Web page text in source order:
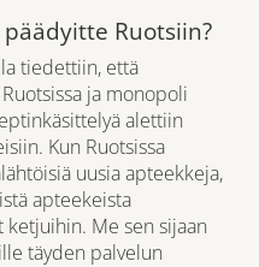
Ruotsiin?
tiedettiin, että
ja monopoli
alettiin
Kun Ruotsissa
uusia apteekkeja,
apteekeista
ketjuihin. Me sen sijaan
täyden palvelun